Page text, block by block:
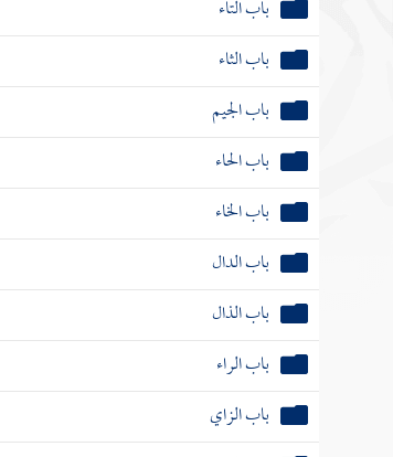
باب الثاء
باب الجيم
باب الحاء
باب الخاء
باب الدال
باب الذال
باب الراء
باب الزاي
باب السين